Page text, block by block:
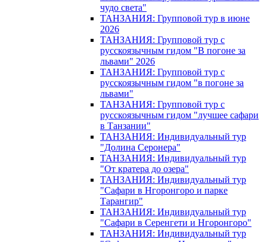
чудо света"
ТАНЗАНИЯ: Групповой тур в июне
2026
ТАНЗАНИЯ: Групповой тур с
русскоязычным гидом "В погоне за
львами" 2026
ТАНЗАНИЯ: Групповой тур с
русскоязычным гидом "в погоне за
львами"
ТАНЗАНИЯ: Групповой тур с
русскоязычным гидом "лучшее сафари
в Танзании"
ТАНЗАНИЯ: Индивидуальный тур
"Долина Серонера"
ТАНЗАНИЯ: Индивидуальный тур
"От кратера до озера"
ТАНЗАНИЯ: Индивидуальный тур
"Сафари в Нгоронгоро и парке
Тарангир"
ТАНЗАНИЯ: Индивидуальный тур
"Сафари в Серенгети и Нгоронгоро"
ТАНЗАНИЯ: Индивидуальный тур